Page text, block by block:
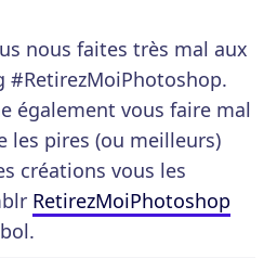
nous faites très mal aux
#RetirezMoiPhotoshop.
également vous faire mal
les pires (ou meilleurs)
créations vous les
RetirezMoiPhotoshop